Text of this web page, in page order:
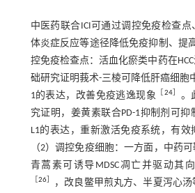
中医药联合ICI可通过调控免疫检查
体炎症反应等途径降低免疫抑制、提
控免疫检查点：活血化瘀类中药在
础研究证明莪术-三棱可降低肝癌细胞
1的表达，改善免疫逃逸现象
24］ 。
究证明，姜黄素联合PD-1抑制剂可抑
L1的表达，重新激活免疫系统，有效
（2）调控免疫细胞：一方面，中药
青蒿素可诱导MDSC凋亡并驱动其
26］
，改良鳖甲煎丸方、半夏泻心